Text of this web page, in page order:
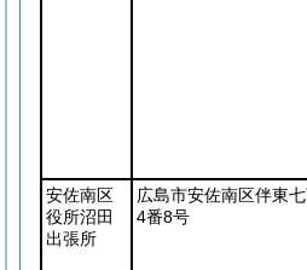
安佐南区
役所沼田
出張所
広島市安佐南区伴東
4番8号